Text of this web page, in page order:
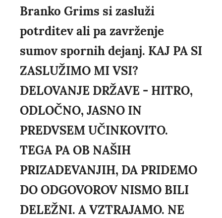
Branko Grims si zasluži
potrditev ali pa zavrženje
sumov spornih dejanj. KAJ PA SI
ZASLUŽIMO MI VSI?
DELOVANJE DRŽAVE - HITRO,
ODLOČNO, JASNO IN
PREDVSEM UČINKOVITO.
TEGA PA OB NAŠIH
PRIZADEVANJIH, DA PRIDEMO
DO ODGOVOROV NISMO BILI
DELEŽNI. A VZTRAJAMO. NE